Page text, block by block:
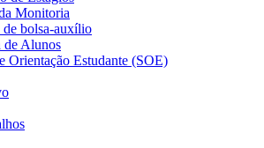
Monitoria
de bolsa-auxílio
de Alunos
Orientação Estudante (SOE)